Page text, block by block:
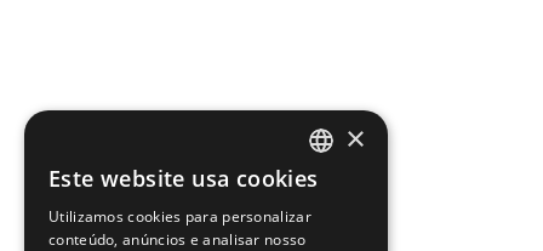
PORTUGUESE
ENGLISH
×
Este website usa cookies
Utilizamos cookies para personalizar
conteúdo, anúncios e analisar nosso